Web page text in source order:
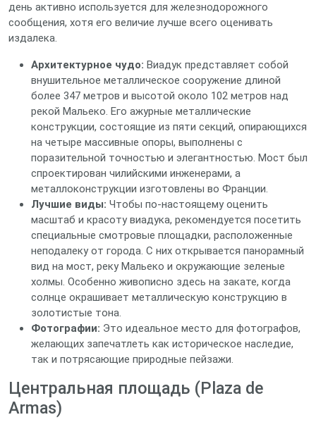
день активно используется для железнодорожного
сообщения, хотя его величие лучше всего оценивать
издалека.
Архитектурное чудо: Виадук представляет собой
внушительное металлическое сооружение длиной
более 347 метров и высотой около 102 метров над
рекой Мальеко. Его ажурные металлические
конструкции, состоящие из пяти секций, опирающихся
на четыре массивные опоры, выполнены с
поразительной точностью и элегантностью. Мост был
спроектирован чилийскими инженерами, а
металлоконструкции изготовлены во Франции.
Лучшие виды: Чтобы по-настоящему оценить
масштаб и красоту виадука, рекомендуется посетить
специальные смотровые площадки, расположенные
неподалеку от города. С них открывается панорамный
вид на мост, реку Мальеко и окружающие зеленые
холмы. Особенно живописно здесь на закате, когда
солнце окрашивает металлическую конструкцию в
золотистые тона.
Фотографии: Это идеальное место для фотографов,
желающих запечатлеть как историческое наследие,
так и потрясающие природные пейзажи.
Центральная площадь (Plaza de
Armas)